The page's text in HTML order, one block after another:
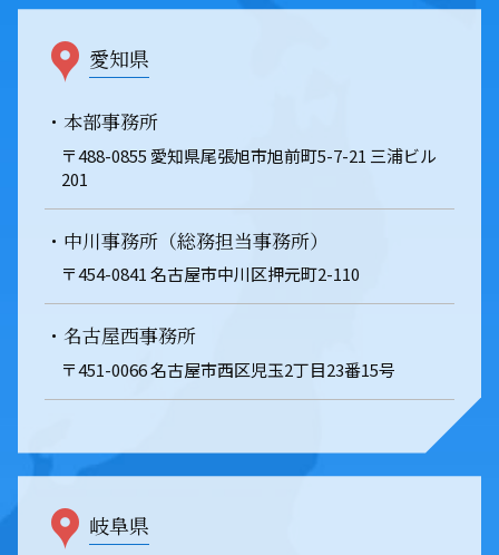
愛知県
・本部事務所
〒488-0855 愛知県尾張旭市旭前町5-7-21 三浦ビル
201
・中川事務所（総務担当事務所）
〒454-0841 名古屋市中川区押元町2-110
・名古屋西事務所
〒451-0066 名古屋市西区児玉2丁目23番15号
岐阜県